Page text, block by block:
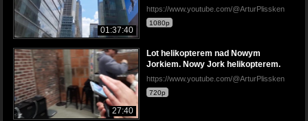
01:37:40
https://www.youtube.com/@ArturPlissken
1080p
27:40
Lot helikopterem nad Nowym
Jorkiem. Nowy Jork helikopterem.
https://www.youtube.com/@ArturPlissken
720p